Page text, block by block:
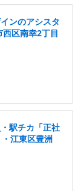
ンのアシスタ
区南幸2丁目
駅チカ「正社
江東区豊洲